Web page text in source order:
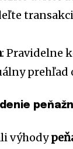
: Pravidelne
prehľad
výhody